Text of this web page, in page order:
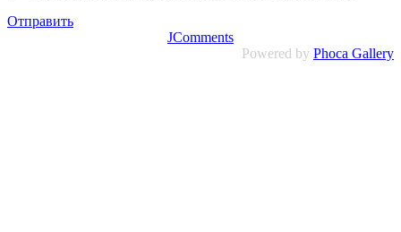
Отправить
JComments
Powered by Phoca Gallery